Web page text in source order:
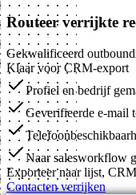
Routeer verrijkte
Gekwalificeerd
Klaar voor CRM-export
Profiel en bedrijf
Geverifieerde e-mail
Naar salesworkflow
Exporteer naar lijst,
Contacten verrijken